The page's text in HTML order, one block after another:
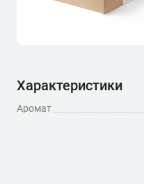
Характеристики
Аромат